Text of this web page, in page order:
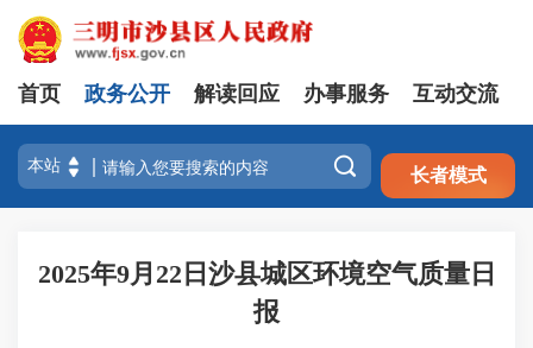
注册 登录
首页 政务公开 解读回应 办事服务 互动交流
 长者模式
2025年9月22日沙县城区环境空气质量日
报